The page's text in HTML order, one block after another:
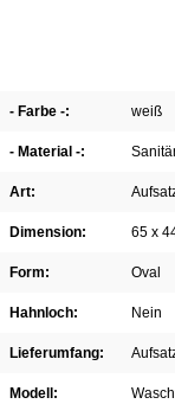
- Farbe -: weiß
- Material -:
Art:
Dimension: 65 x
Form: Oval
Hahnloch: Nein
Lieferumfang:
Modell: